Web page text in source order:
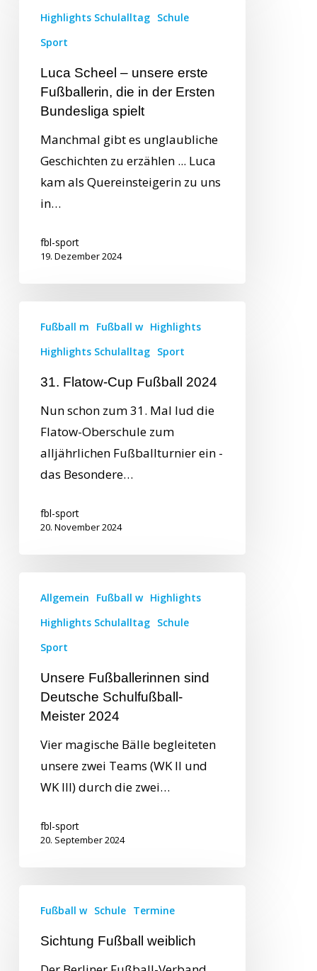
Highlights Schulalltag Schule
Sport
Luca Scheel – unsere erste
Fußballerin, die in der Ersten
Bundesliga spielt
Manchmal gibt es unglaubliche
Geschichten zu erzählen ... Luca
kam als Quereinsteigerin zu uns
in…
fbl-sport
19. Dezember 2024
Fußball m Fußball w Highlights
Highlights Schulalltag Sport
31. Flatow-Cup Fußball 2024
Nun schon zum 31. Mal lud die
Flatow-Oberschule zum
alljährlichen Fußballturnier ein -
das Besondere…
fbl-sport
20. November 2024
Allgemein Fußball w Highlights
Highlights Schulalltag Schule
Sport
Unsere Fußballerinnen sind
Deutsche Schulfußball-
Meister 2024
Vier magische Bälle begleiteten
unsere zwei Teams (WK II und
WK III) durch die zwei…
fbl-sport
20. September 2024
Fußball w Schule Termine
Sichtung Fußball weiblich